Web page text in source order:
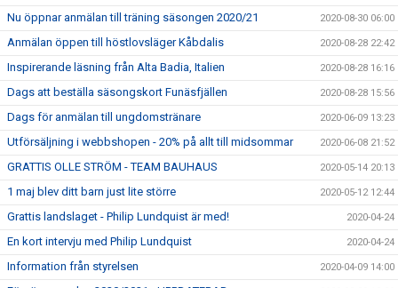
Nu öppnar anmälan till träning säsongen 2020/21 2020-08-30 06:00
Anmälan öppen till höstlovsläger Kåbdalis 2020-08-28 22:42
Inspirerande läsning från Alta Badia, Italien 2020-08-28 16:16
Dags att beställa säsongskort Funäsfjällen 2020-08-28 15:56
Dags för anmälan till ungdomstränare 2020-06-09 13:23
Utförsäljning i webbshopen - 20% på allt till midsommar 2020-06-08 21:52
GRATTIS OLLE STRÖM - TEAM BAUHAUS 2020-05-14 20:13
1 maj blev ditt barn just lite större 2020-05-12 12:44
Grattis landslaget - Philip Lundquist är med! 2020-04-24
En kort intervju med Philip Lundquist 2020-04-24
Information från styrelsen 2020-04-09 14:00